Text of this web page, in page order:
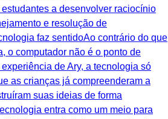
a desenvolver raciocínio
e resolução de
faz sentidoAo contrário do que
o computador não é o ponto de
de Ary, a tecnologia só
as crianças já compreenderam a
suas ideias de forma
entra como um meio para